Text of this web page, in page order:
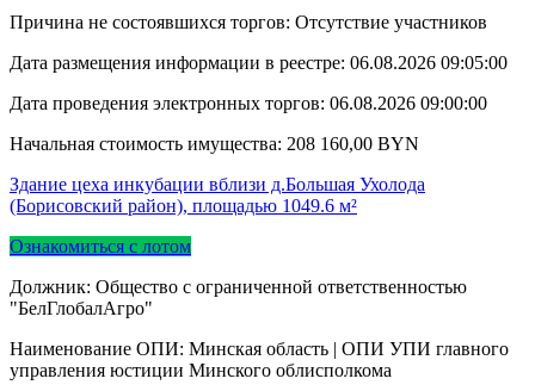
Причина не состоявшихся торгов: Отсутствие участников
Дата размещения информации в реестре: 06.08.2026 09:05:00
Дата проведения электронных торгов: 06.08.2026 09:00:00
Начальная стоимость имущества: 208 160,00 BYN
Здание цеха инкубации вблизи д.Большая Ухолода
(Борисовский район), площадью 1049.6 м²
Ознакомиться с лотом
Должник: Общество с ограниченной ответственностью
"БелГлобалАгро"
Наименование ОПИ: Минская область | ОПИ УПИ главного
управления юстиции Минского облисполкома